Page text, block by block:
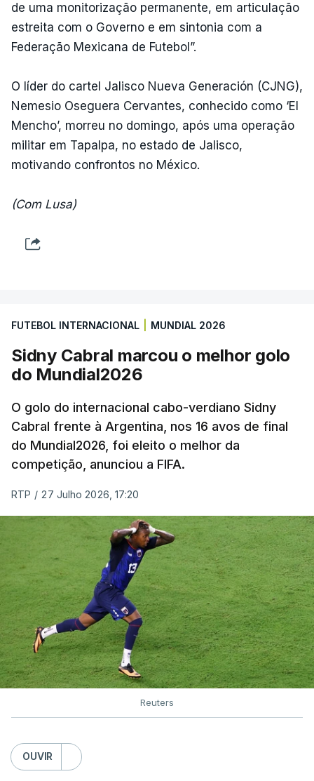
de uma monitorização permanente, em articulação
estreita com o Governo e em sintonia com a
Federação Mexicana de Futebol”.
O líder do cartel Jalisco Nueva Generación (CJNG),
Nemesio Oseguera Cervantes, conhecido como ‘El
Mencho’, morreu no domingo, após uma operação
militar em Tapalpa, no estado de Jalisco,
motivando confrontos no México.
(Com Lusa)
FUTEBOL INTERNACIONAL MUNDIAL 2026
Sidny Cabral marcou o melhor golo
do Mundial2026
O golo do internacional cabo-verdiano Sidny
Cabral frente à Argentina, nos 16 avos de final
do Mundial2026, foi eleito o melhor da
competição, anunciou a FIFA.
RTP / 27 Julho 2026, 17:20
Reuters
OUVIR